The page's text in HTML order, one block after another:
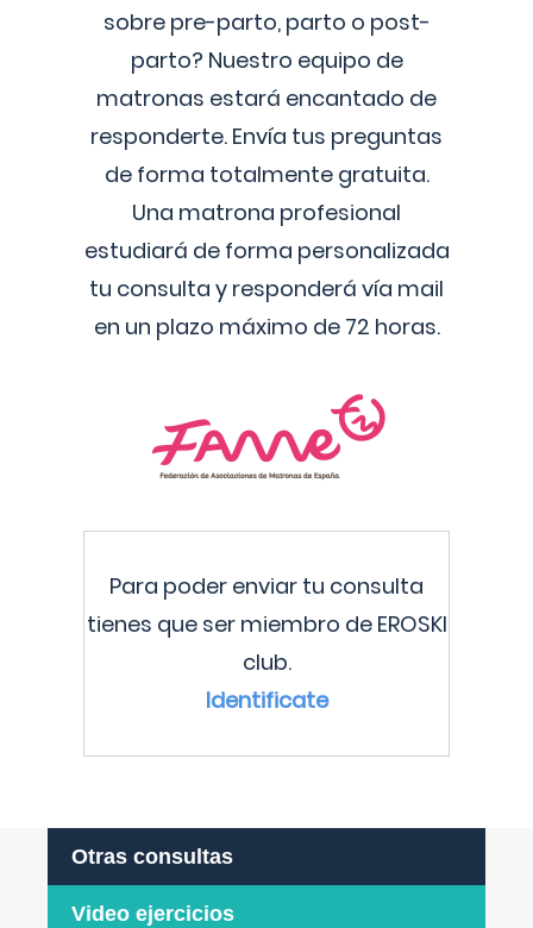
sobre pre-parto, parto o post-
parto? Nuestro equipo de
matronas estará encantado de
responderte. Envía tus preguntas
de forma totalmente gratuita.
Una matrona profesional
estudiará de forma personalizada
tu consulta y responderá vía mail
en un plazo máximo de 72 horas.
Para poder enviar tu consulta
tienes que ser miembro de EROSKI
club.
Identificate
Otras consultas
Video ejercicios